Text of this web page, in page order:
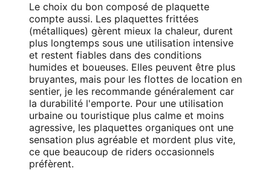
Le choix du bon composé de plaquette
compte aussi. Les plaquettes frittées
(métalliques) gèrent mieux la chaleur, durent
plus longtemps sous une utilisation intensive
et restent fiables dans des conditions
humides et boueuses. Elles peuvent être plus
bruyantes, mais pour les flottes de location en
sentier, je les recommande généralement car
la durabilité l'emporte. Pour une utilisation
urbaine ou touristique plus calme et moins
agressive, les plaquettes organiques ont une
sensation plus agréable et mordent plus vite,
ce que beaucoup de riders occasionnels
préfèrent.